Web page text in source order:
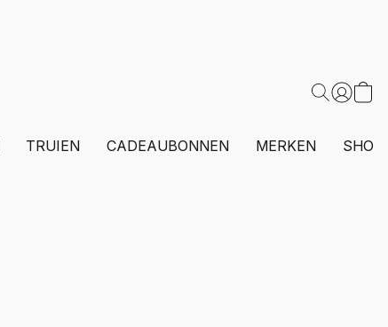
TRUIEN CADEAUBONNEN MERKEN SHOP